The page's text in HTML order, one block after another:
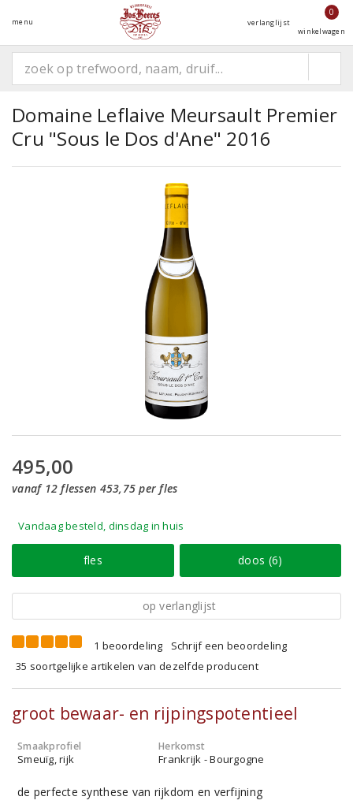
menu verlanglijst
0
winkelwagen
Domaine Leflaive Meursault Premier
Cru "Sous le Dos d'Ane" 2016
495,00
vanaf 12 flessen 453,75 per fles
Vandaag besteld, dinsdag in huis
fles doos (6)
op verlanglijst
1 beoordeling
Schrijf een beoordeling
35 soortgelijke artikelen van dezelfde producent
groot bewaar- en rijpingspotentieel
Smaakprofiel
Smeuïg, rijk
Herkomst
Frankrijk - Bourgogne
de perfecte synthese van rijkdom en verfijning